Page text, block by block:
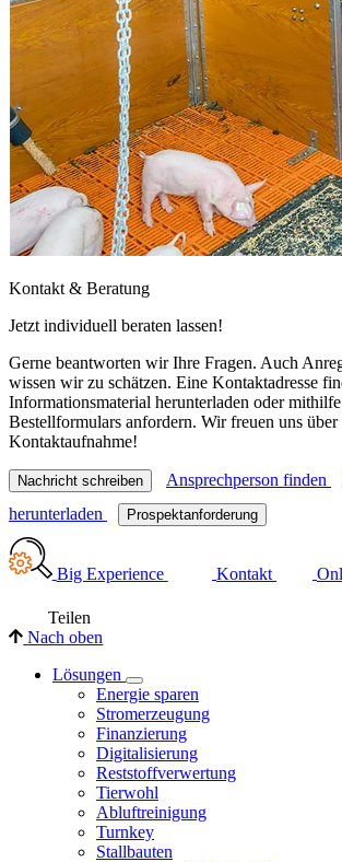
Kontakt & Beratung
Jetzt individuell beraten lassen!
Gerne beantworten wir Ihre Fragen. Auch
wissen wir zu schätzen. Eine Kontaktadresse
Informationsmaterial herunterladen oder
Bestellformulars anfordern. Wir freuen uns über
Kontaktaufnahme!
Nachricht schreiben Ansprechperson finden
herunterladen
Prospektanforderung
Big Experience Kontakt
Teilen
Nach oben
Lösungen
Energie sparen
Stromerzeugung
Finanzierung
Digitalisierung
Reststoffverwertung
Tierwohl
Abluftreinigung
Turnkey
Stallbauten